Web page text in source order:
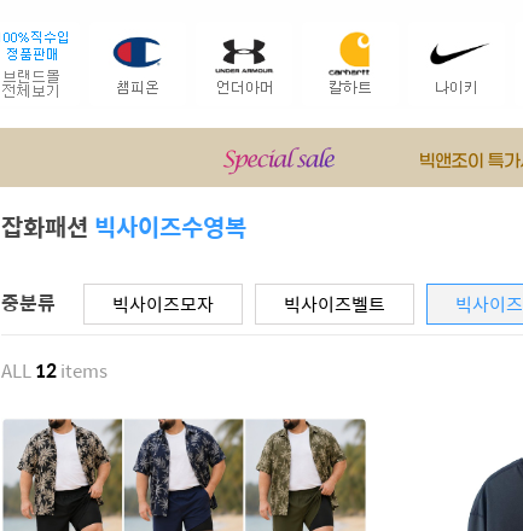
잡화패션 빅사이즈수영복
중분류 빅사이즈모자 빅사이즈벨트 빅사이
ALL12items